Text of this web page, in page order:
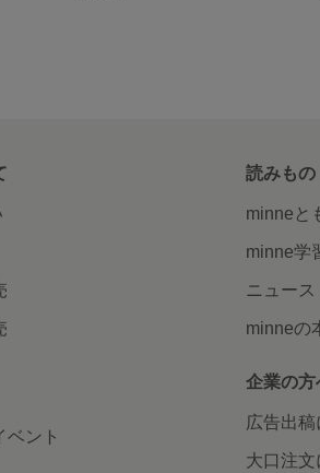
ベント
読みもの
minneと
minne学
ニュース
minneの
企業の方
広告出稿
大口注文